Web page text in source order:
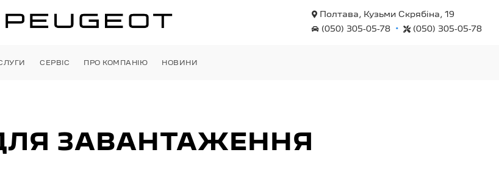
Полтава, Кузьми Скрябіна, 19
(050) 305-05-78
• (050) 305-05-78
СЕРВІС ПРО КОМПАНІЮ НОВИНИ
ЗАВАНТАЖЕННЯ